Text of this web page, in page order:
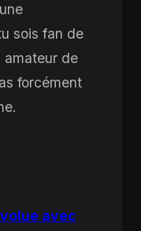
sois fan de
amateur de
forcément
avec